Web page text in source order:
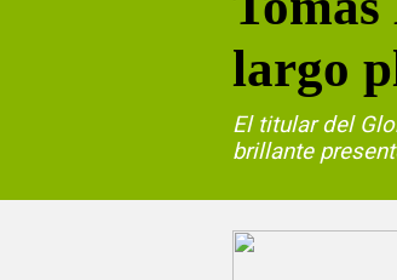
largo
El titular del
brillante